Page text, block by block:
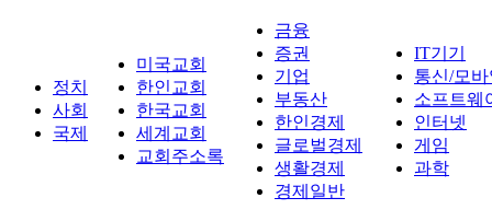
정치
사회
국제
미국교회
한인교회
한국교회
세계교회
교회주소록
금융
증권
기업
부동산
한인경제
글로벌경제
생활경제
경제일반
IT기기
통신/모
소프트웨
인터넷
게임
과학